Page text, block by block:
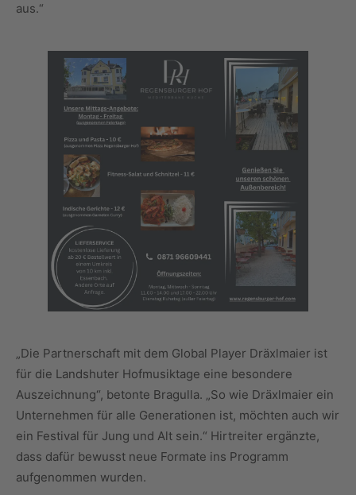
aus.“
„Die Partnerschaft mit dem Global Player Dräxlmaier ist
für die Landshuter Hofmusiktage eine besondere
Auszeichnung“, betonte Bragulla. „So wie Dräxlmaier ein
Unternehmen für alle Generationen ist, möchten auch wir
ein Festival für Jung und Alt sein.“ Hirtreiter ergänzte,
dass dafür bewusst neue Formate ins Programm
aufgenommen wurden.